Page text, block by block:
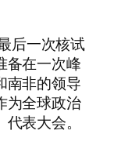
后一次核试
备在一次峰
南非的领导
为全球政治
表大会。